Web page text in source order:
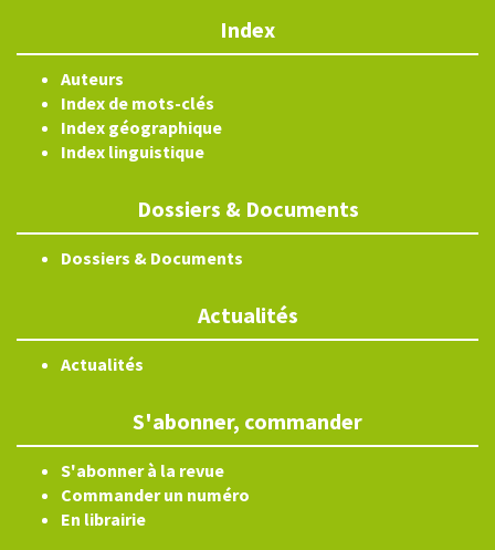
Index
Auteurs
Index de mots-clés
Index géographique
Index linguistique
Dossiers & Documents
Dossiers & Documents
Actualités
Actualités
S'abonner, commander
S'abonner à la revue
Commander un numéro
En librairie